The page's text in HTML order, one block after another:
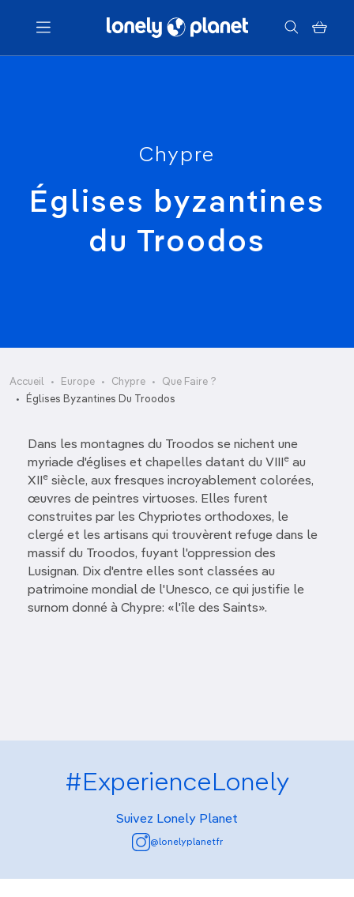
Menu
Chypre
Églises byzantines
du Troodos
Accueil Europe Chypre
Que Faire ?
Églises Byzantines Du Troodos
Dans les montagnes du Troodos se nichent une
myriade d'églises et chapelles datant du VIII
e au
XII
e siècle, aux fresques incroyablement colorées,
œuvres de peintres virtuoses. Elles furent
construites par les Chypriotes orthodoxes, le
clergé et les artisans qui trouvèrent refuge dans le
massif du Troodos, fuyant l'oppression des
Lusignan. Dix d'entre elles sont classées au
patrimoine mondial de l'Unesco, ce qui justifie le
surnom donné à Chypre: «l'île des Saints».
#ExperienceLonely
Suivez Lonely Planet
@lonelyplanetfr